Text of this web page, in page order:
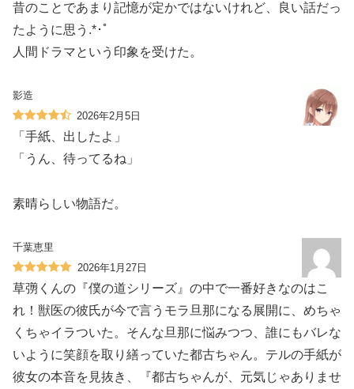
昔のことであまり記憶が定かではないけれど、良い話だっ
たように思う.*･ﾟ
人間ドラマという印象を受けた。
影造
2026年2月5日
「手紙、出したよ」
「うん、待ってるね」
素晴らしい物語だ。
千葉恵里
2026年1月27日
草彅くんの『僕の道シリーズ』の中で一番好きなのはこ
れ！獣医の彼氏が今で言うモラ旦那になる展開に、めちゃ
くちゃイラついた。そんな旦那に悩みつつ、誰にもバレな
いように笑顔を取り繕っていた都古ちゃん。テルの手紙が
彼女の本音を見抜き、『都古ちゃんが、元気じゃありませ